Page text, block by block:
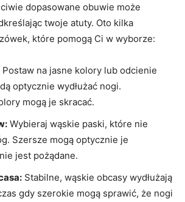
dopasowane obuwie może
twoje atuty. Oto kilka
które pomogą Ci w wyborze:
Postaw na jasne kolory lub odcienie
optycznie wydłużać nogi.
mogą je skracać.
Wybieraj wąskie paski, które nie
Szersze mogą optycznie je
jest pożądane.
Stabilne, wąskie obcasy wydłużają
gdy szerokie mogą sprawić, że nogi